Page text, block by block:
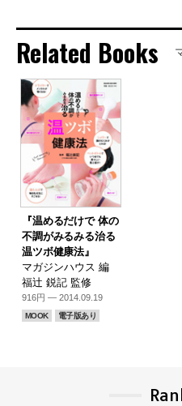
Related Books
『温めるだけで 体の
不調がみるみる治る
温ツボ健康法』
マガジンハウス 編
福辻 鋭記 監修
916円 — 2014.09.19
MOOK 電子版あり